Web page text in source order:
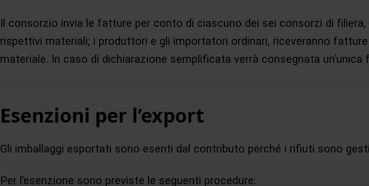
Il consorzio invia le fatture per conto di ciascuno dei sei consorzi di
rispettivi materiali; i produttori e gli importatori ordinari, riceveranno
materiale. In caso di dichiarazione semplificata verrà consegnata un’unica
Esenzioni per l’export
Gli imballaggi esportati sono esenti dal contributo perché i rifiuti sono
Per l’esenzione sono previste le seguenti procedure: